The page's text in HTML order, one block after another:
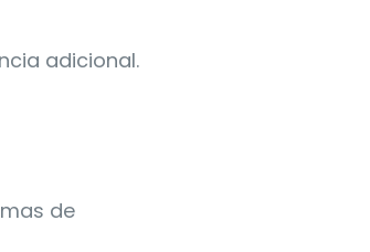
adicional.
de